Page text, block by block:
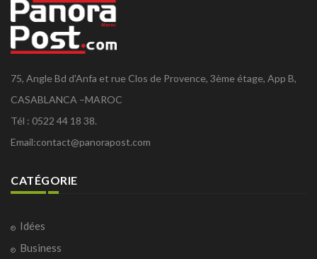
75, Angle Bd d'Anfa et rue Clos de Provence, 3ème étage, App B,
CASABLANCA –MAROC
Tél : 0522 44 18 38.
Email:contact@panorapost.com
CATÉGORIE
Idées
Business